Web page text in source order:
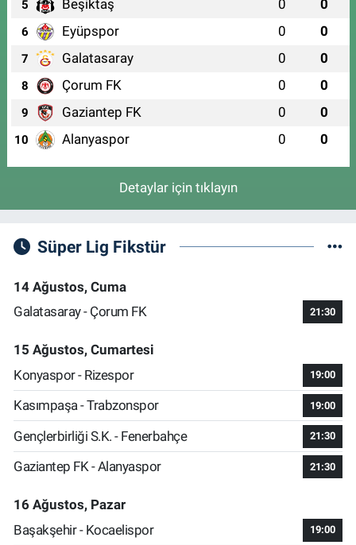
5 Beşiktaş 0 0
6 Eyüpspor 0 0
7 Galatasaray 0 0
8 Çorum FK 0 0
9 Gaziantep FK 0 0
10 Alanyaspor 0 0
Detaylar için tıklayın
Süper Lig Fikstür
14 Ağustos, Cuma
Galatasaray - Çorum FK
21:30
15 Ağustos, Cumartesi
Konyaspor - Rizespor
19:00
Kasımpaşa - Trabzonspor 19:00
Gençlerbirliği S.K. - Fenerbahçe 21:30
Gaziantep FK - Alanyaspor 21:30
16 Ağustos, Pazar
Başakşehir - Kocaelispor
19:00